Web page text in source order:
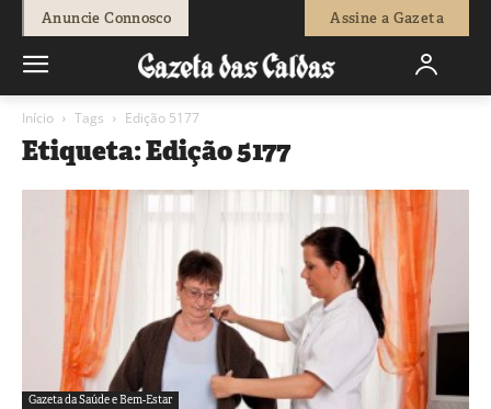
Anuncie Connosco Assine a Gazeta
Início Tags Edição 5177
Etiqueta: Edição 5177
Gazeta da Saúde e Bem-Estar